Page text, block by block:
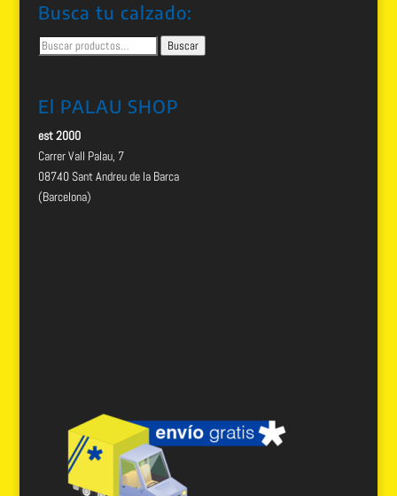
Busca tu calzado:
Buscar
por:
Buscar
El PALAU SHOP
est 2000
Carrer Vall Palau, 7
08740 Sant Andreu de la Barca
(Barcelona)